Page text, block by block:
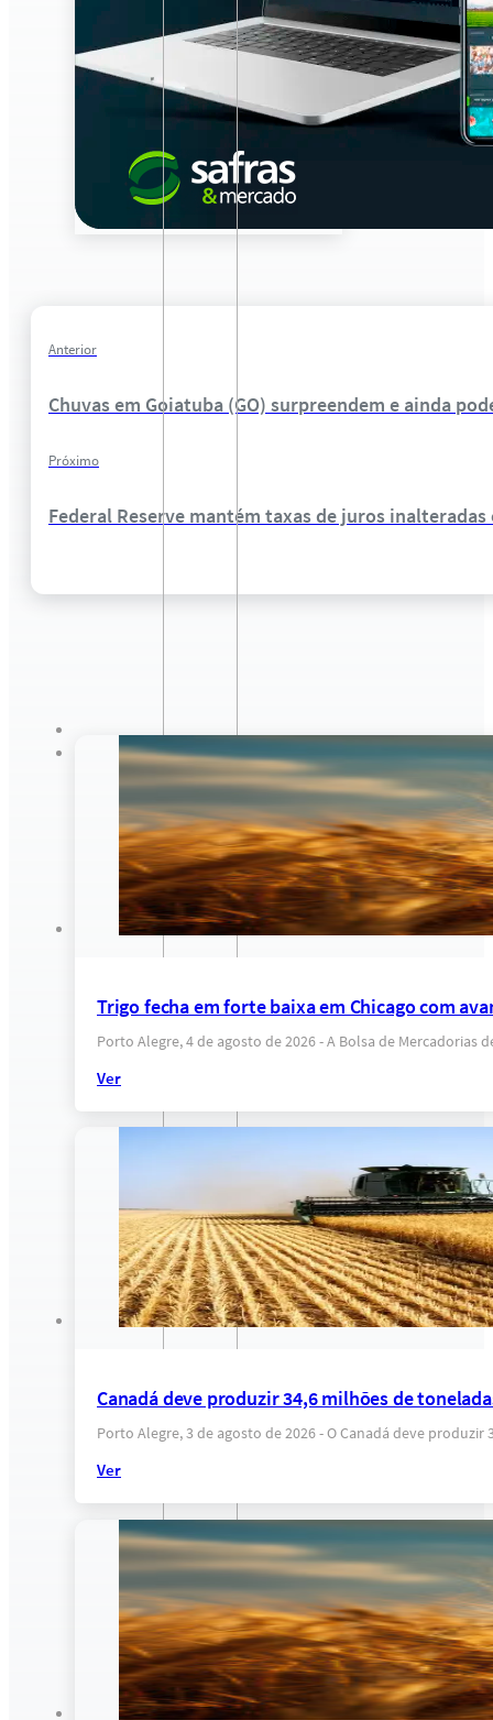
Anterior
Chuvas em Goiatuba (GO) surpreendem e ainda
Próximo
Federal Reserve mantém taxas de juros inalteradas
Trigo fecha em forte baixa em Chicago com
Porto Alegre, 4 de agosto de 2026 - A Bolsa de Mercadorias
Ver
Canadá deve produzir 34,6 milhões de
Porto Alegre, 3 de agosto de 2026 - O Canadá deve
Ver